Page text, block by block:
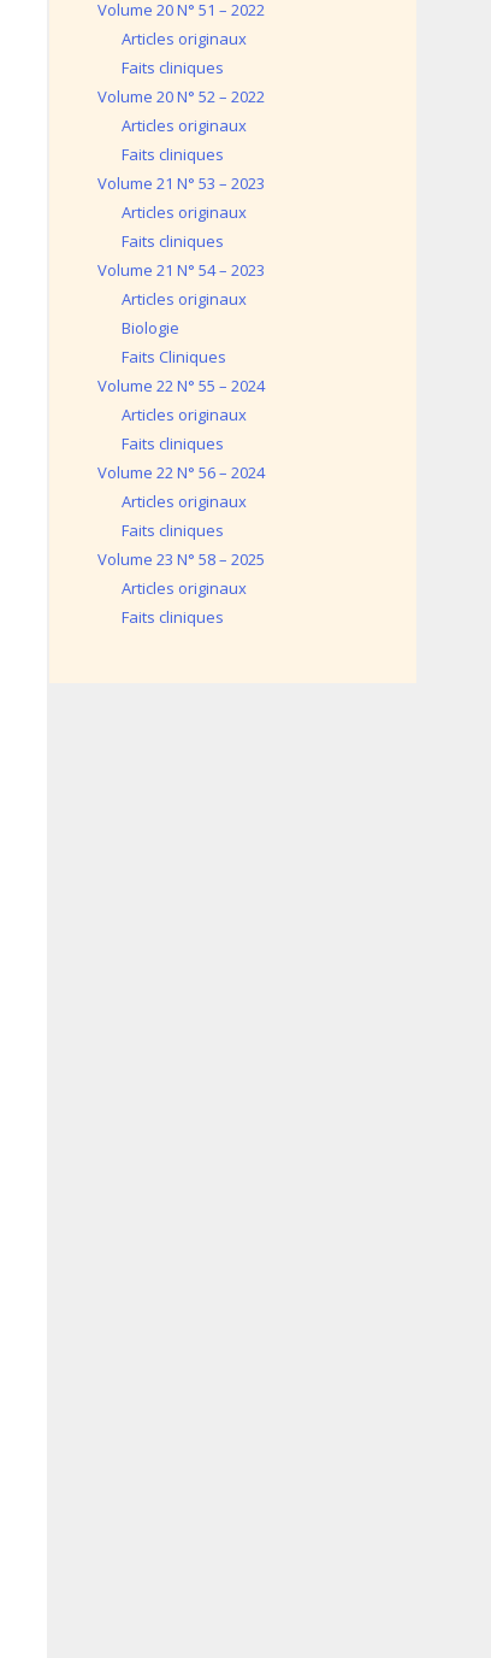
Volume 20 N° 51 – 2022
Articles originaux
Faits cliniques
Volume 20 N° 52 – 2022
Articles originaux
Faits cliniques
Volume 21 N° 53 – 2023
Articles originaux
Faits cliniques
Volume 21 N° 54 – 2023
Articles originaux
Biologie
Faits Cliniques
Volume 22 N° 55 – 2024
Articles originaux
Faits cliniques
Volume 22 N° 56 – 2024
Articles originaux
Faits cliniques
Volume 23 N° 58 – 2025
Articles originaux
Faits cliniques